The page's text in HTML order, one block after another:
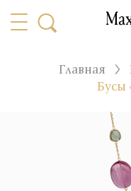
Главная
Бусы